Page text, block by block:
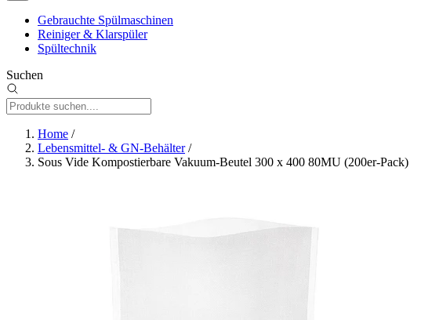
Gebrauchte Spülmaschinen
Reiniger & Klarspüler
Spültechnik
Suchen
Home /
Lebensmittel- & GN-Behälter/
Sous Vide Kompostierbare Vakuum-Beutel 300 x 400 80MU (200er-Pack)